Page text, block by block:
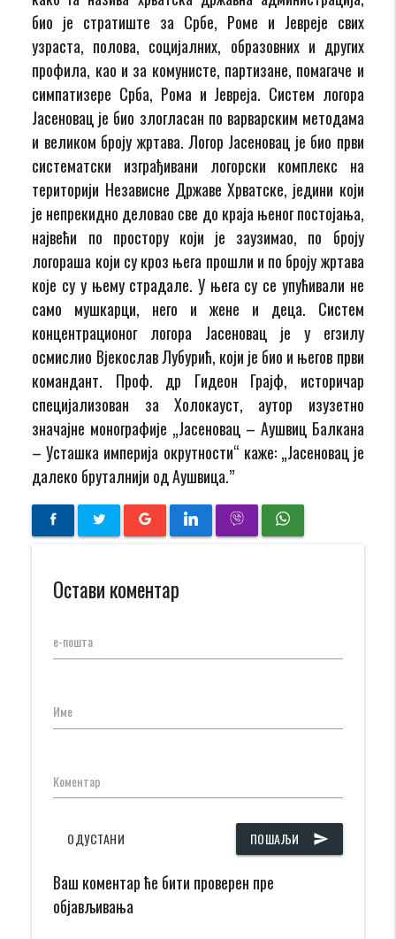
био је стратиште за Србе, Роме и Јевреје свих
узраста, полова, социјалних, образовних и других
профила, као и за комунисте, партизане, помагаче и
симпатизере Срба, Рома и Јевреја. Систем логора
Јасеновац је био злогласан по варварским методама
и великом броју жртава. Логор Јасеновац је био први
систематски изграђивани логорски комплекс на
територији Независне Државе Хрватске, једини који
је непрекидно деловао све до краја њеног постојања,
највећи по простору који је заузимао, по броју
логораша који су кроз њега прошли и по броју жртава
које су у њему страдале. У њега су се упућивали не
само мушкарци, него и жене и деца. Систем
концентрационог логора Јасеновац је у егзилу
осмислио Вјекослав Лубурић, који је био и његов први
командант. Проф. др Гидеон Грајф, историчар
специјализован за Холокауст, аутор изузетно
значајне монографије „Јасеновац – Аушвиц Балкана
– Усташка империја окрутности“ каже: „Јасеновац је
далеко бруталнији од Аушвица.”
Остави коментар
е-пошта
Име
Коментар
ПОШАЉИ send
ОДУСТАНИ
Ваш коментар ће бити проверен пре
објављивања